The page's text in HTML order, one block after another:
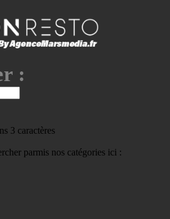
:
3 caractères
parmis nos catégories ici :